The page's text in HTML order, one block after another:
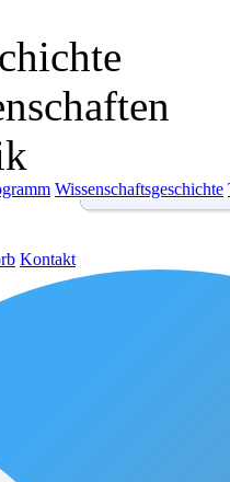
Wissenschaftsgeschichte
Kontakt